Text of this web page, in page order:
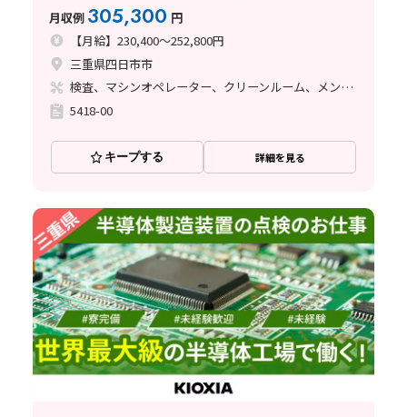
月収例 305,300 円
【月給】230,400～252,800円
三重県四日市市
検査、マシンオペレーター、クリーンルーム、メンテナンス・保全
5418-00
キープする 詳細を見る